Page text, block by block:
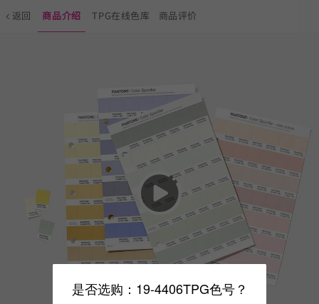
返回 商品介绍 TPG在线色库 商品评价
是否选购：19-4406TPG色号？